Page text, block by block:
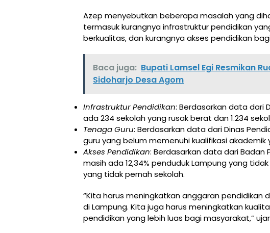
Azep menyebutkan beberapa masalah yang
termasuk kurangnya infrastruktur pendidikan
berkualitas, dan kurangnya akses pendidikan
Baca juga: Bupati Lamsel Egi Resmikan
Sidoharjo Desa Agom
Infrastruktur Pendidikan: Berdasarkan data dari
ada 234 sekolah yang rusak berat dan 1.234
Tenaga Guru: Berdasarkan data dari Dinas
guru yang belum memenuhi kualifikasi akademik
Akses Pendidikan: Berdasarkan data dari Badan
masih ada 12,34% penduduk Lampung yang
yang tidak pernah sekolah.
“Kita harus meningkatkan anggaran pendidikan
di Lampung. Kita juga harus meningkatkan
pendidikan yang lebih luas bagi masyarakat,”